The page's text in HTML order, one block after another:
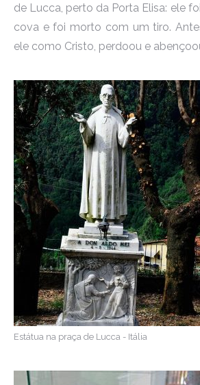
de Lucca, perto da Porta Elisa: ele
cova e foi morto com um tiro.
ele como Cristo, perdoou e
Estátua na praça de Lucca - Itália